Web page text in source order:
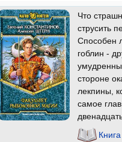
Что
струсить
Способен
гоблин -
стороне
лекпины,
самое